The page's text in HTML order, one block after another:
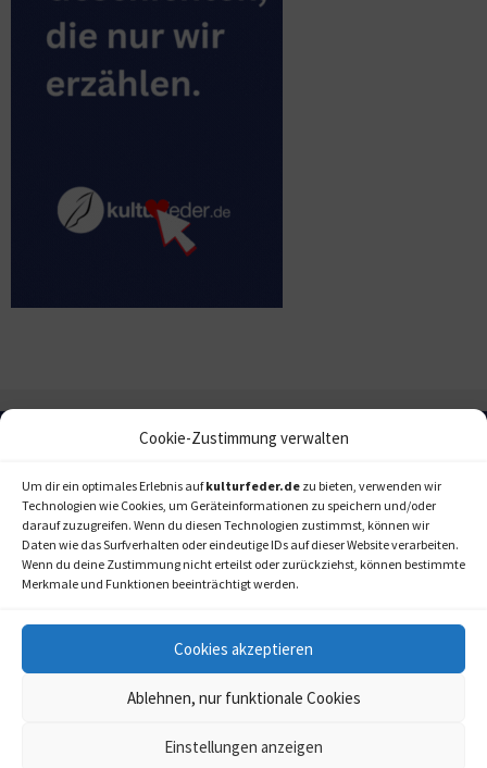
Cookie-Zustimmung verwalten
Um dir ein optimales Erlebnis aufkulturfeder.de zu bieten, verwenden wir
Technologien wie Cookies, um Geräteinformationen zu speichern und/oder
darauf zuzugreifen. Wenn du diesen Technologien zustimmst, können wir
Daten wie das Surfverhalten oder eindeutige IDs auf dieser Website verarbeiten.
Wenn du deine Zustimmung nicht erteilst oder zurückziehst, können bestimmte
Merkmale und Funktionen beeinträchtigt werden.
Cookies akzeptieren
Ablehnen, nur funktionale Cookies
Einstellungen anzeigen
© 2006-2020 LAPPmedien+events
kulturfeder.de –